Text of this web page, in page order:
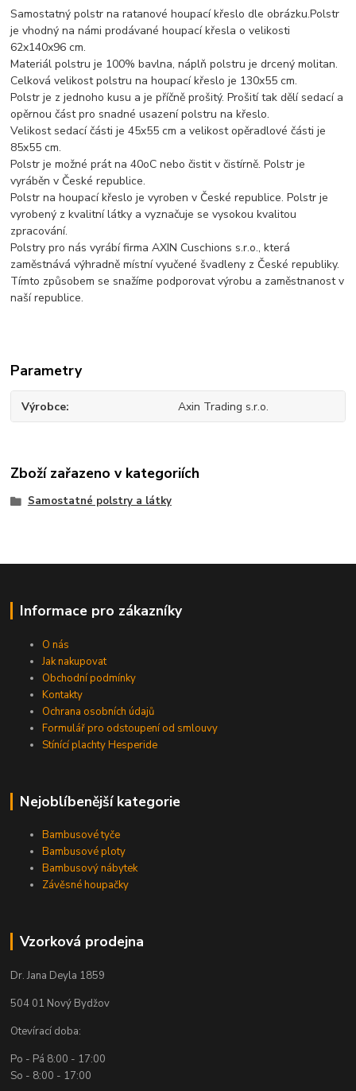
Samostatný polstr na ratanové houpací křeslo dle obrázku.Polstr
je vhodný na námi prodávané houpací křesla o velikosti
62x140x96 cm.
Materiál polstru je 100% bavlna, náplň polstru je drcený molitan.
Celková velikost polstru na houpací křeslo je 130x55 cm.
Polstr je z jednoho kusu a je příčně prošitý. Prošití tak dělí sedací a
opěrnou část pro snadné usazení polstru na křeslo.
Velikost sedací části je 45x55 cm a velikost opěradlové části je
85x55 cm.
Polstr je možné prát na 40oC nebo čistit v čistírně. Polstr je
vyráběn v České republice.
Polstr na houpací křeslo je vyroben v České republice. Polstr je
vyrobený z kvalitní látky a vyznačuje se vysokou kvalitou
zpracování.
Polstry pro nás vyrábí firma AXIN Cuschions s.r.o., která
zaměstnává výhradně místní vyučené švadleny z České republiky.
Tímto způsobem se snažíme podporovat výrobu a zaměstnanost v
naší republice.
Parametry
Výrobce Axin Trading s.r.o.
Zboží zařazeno v kategoriích
Samostatné polstry a látky
Informace pro zákazníky
O nás
Jak nakupovat
Obchodní podmínky
Kontakty
Ochrana osobních údajů
Formulář pro odstoupení od smlouvy
Stínící plachty Hesperide
Nejoblíbenější kategorie
Bambusové tyče
Bambusové ploty
Bambusový nábytek
Závěsné houpačky
Vzorková prodejna
Dr. Jana Deyla 1859
504 01 Nový Bydžov
Otevírací doba:
Po - Pá 8:00 - 17:00
So - 8:00 - 17:00